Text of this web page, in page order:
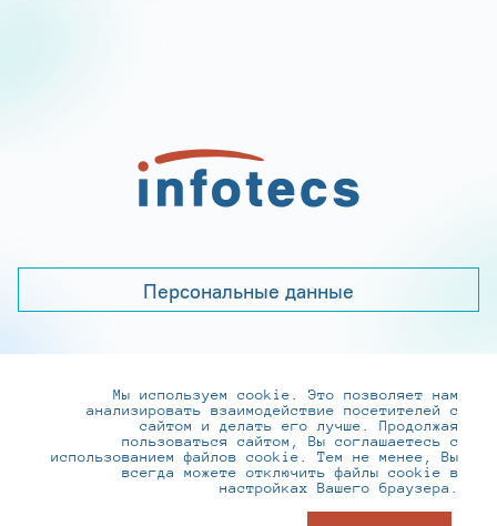
Персональные данные
+7 (495) 737-6192, 8-800-250-0-260
practice@infotecs.ru,hr@infotecs.ru
127273, г. Москва, Отрадная ул., 2Б строение 1
Мы используем cookie. Это позволяет нам
анализировать взаимодействие посетителей с
сайтом и делать его лучше. Продолжая
пользоваться сайтом, Вы соглашаетесь с
использованием файлов cookie. Тем не менее, Вы
всегда можете отключить файлы cookie в
настройках Вашего браузера.